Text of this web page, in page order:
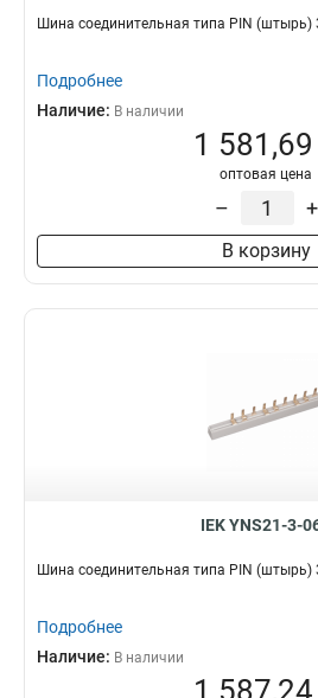
Шина соединительная типа PIN
Подробнее
Наличие: В наличии
1
оптовая цена
– +
В корзину
IEK YNS21-3-
Шина соединительная типа PIN
Подробнее
Наличие: В наличии
1